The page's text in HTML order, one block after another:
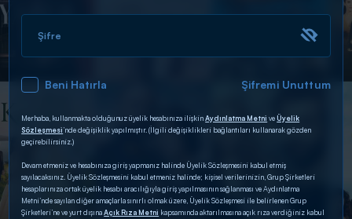
DİĞER SONUÇLAR
Şifre
Beni Hatırla Şifremi Unuttum
Merhaba, kullanmakta olduğunuz üyelik hesabınıza ilişkinAydınlatma Metni veÜyelik
Sözleşmesi’nde değişiklik yapılmıştır. (İlgili değişiklikleri bağlantıları kullanarak gözden
geçirebilirsiniz.)
Devam etmeniz ve hesabınıza giriş yapmanız halinde Üyelik Sözleşmesini kabul etmiş
sayılacaksınız. Üyelik Sözleşmesini kabul etmeniz halinde; kişisel verilerinizin, Grup Şirketleri
hesaplarınıza ortak üyelik hesabı aracılığıyla giriş yapılmasının sağlanması ve Aydınlatma
Metni’nde sayılan diğer amaçlarla sınırlı olmak üzere, Üyelik Sözleşmesi ile belirlenen Grup
Şirketleri’ne ve yurt dışınaAçık Rıza Metni kapsamında aktarılmasına açık rıza verdiğiniz kabul